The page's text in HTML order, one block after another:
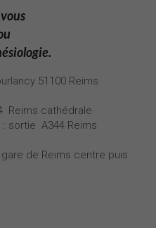
51100 Reims
Reims cathédrale
sortie  A344 Reims
de Reims centre puis